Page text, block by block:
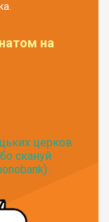
на
церков
скануй